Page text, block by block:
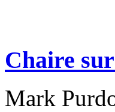
Chaire
Mark